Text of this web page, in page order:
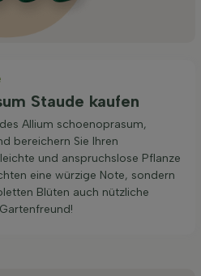
Staude kaufen
Allium schoenoprasum,
bereichern Sie Ihren
und anspruchslose Pflanze
eine würzige Note, sondern
Blüten auch nützliche